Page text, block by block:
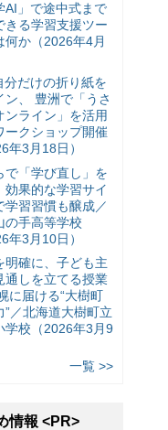
AI」で途中式まで
きる学習支援ツー
何か（2026年4月
分だけの折り紙を
ン、 豊洲で「うさ
ンライン」を活用
ークショップ開催
年3月18日）
で「学び直し」を
効果的な学習サイ
学習習慣も醸成／
の手高等学校
年3月10日）
明確に、子ども主
通しを立てる授業
に届ける“大樹町
”／北海道大樹町立
学校（2026年3月9
一覧 >>
情報 <PR>